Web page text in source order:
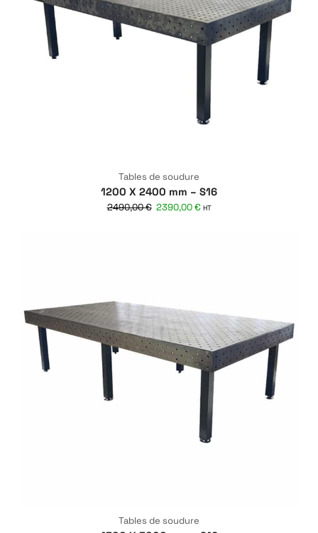
Tables de soudure
1200 X 2400 mm – S16
2490,00€ 2390,00€ HT
Tables de soudure